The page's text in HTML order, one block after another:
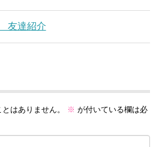
友達紹介
はありません。 ※ が付いている欄は必